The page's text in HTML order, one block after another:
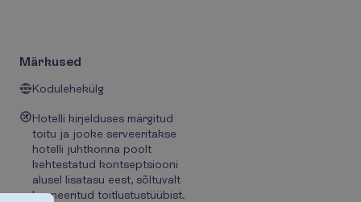
Märkused
Kodulehekülg
Hotelli kirjelduses märgitud
toitu ja jooke serveeritakse
hotelli juhtkonna poolt
kehtestatud kontseptsiooni
alusel lisatasu eest, sõltuvalt
broneeritud toitlustustüübist.